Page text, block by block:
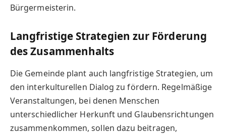
Bürgermeisterin.
Langfristige Strategien zur Förderung
des Zusammenhalts
Die Gemeinde plant auch langfristige Strategien, um
den interkulturellen Dialog zu fördern. Regelmäßige
Veranstaltungen, bei denen Menschen
unterschiedlicher Herkunft und Glaubensrichtungen
zusammenkommen, sollen dazu beitragen,